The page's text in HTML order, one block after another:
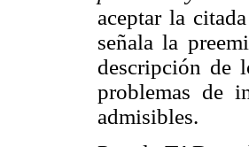
aceptar la
señala la
descripción de
problemas de
admisibles.